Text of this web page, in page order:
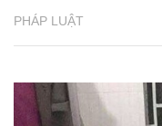
PHÁP LUẬT